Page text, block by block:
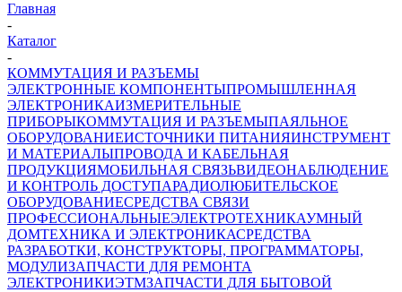
Главная
-
Каталог
-
КОММУТАЦИЯ И РАЗЪЕМЫ
ЭЛЕКТРОННЫЕ КОМПОНЕНТЫПРОМЫШЛЕННАЯ
ЭЛЕКТРОНИКАИЗМЕРИТЕЛЬНЫЕ
ПРИБОРЫКОММУТАЦИЯ И РАЗЪЕМЫПАЯЛЬНОЕ
ОБОРУДОВАНИЕИСТОЧНИКИ ПИТАНИЯИНСТРУМЕНТ
И МАТЕРИАЛЫПРОВОДА И КАБЕЛЬНАЯ
ПРОДУКЦИЯМОБИЛЬНАЯ СВЯЗЬВИДЕОНАБЛЮДЕНИЕ
И КОНТРОЛЬ ДОСТУПАРАДИОЛЮБИТЕЛЬСКОЕ
ОБОРУДОВАНИЕСРЕДСТВА СВЯЗИ
ПРОФЕССИОНАЛЬНЫЕЭЛЕКТРОТЕХНИКАУМНЫЙ
ДОМТЕХНИКА И ЭЛЕКТРОНИКАСРЕДСТВА
РАЗРАБОТКИ, КОНСТРУКТОРЫ, ПРОГРАММАТОРЫ,
МОДУЛИЗАПЧАСТИ ДЛЯ РЕМОНТА
ЭЛЕКТРОНИКИЭТМЗАПЧАСТИ ДЛЯ БЫТОВОЙ